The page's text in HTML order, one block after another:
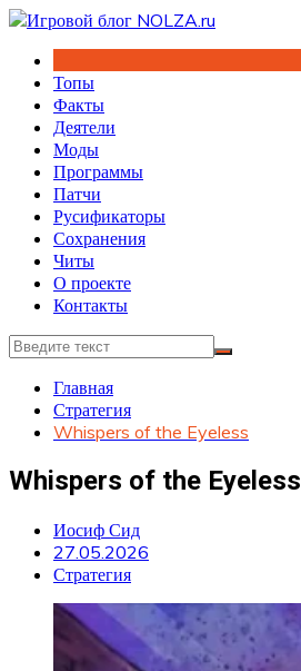
Перейти
содержимому
Топы
Факты
Деятели
Моды
Программы
Патчи
Русификаторы
Сохранения
Читы
О проекте
Контакты
Главная
Стратегия
Whispers of the Eyeless
Whispers of the Eyeless
Иосиф Сид
27.05.2026
Стратегия